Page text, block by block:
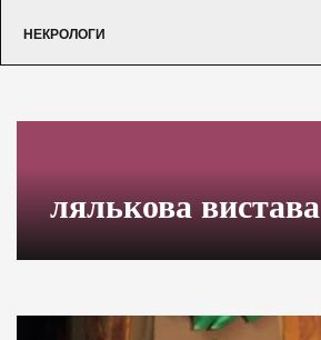
НЕКРОЛОГИ
лялькова вистава